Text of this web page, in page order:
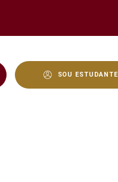
SOU ESTUDANTE
Unicap